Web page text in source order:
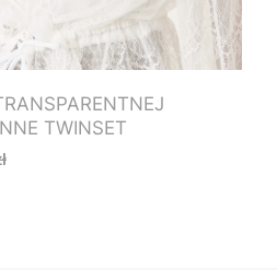
TWINSET